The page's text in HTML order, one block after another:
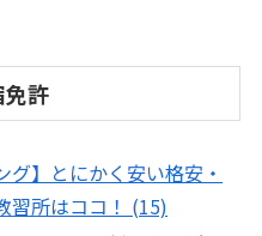
許
グ】とにかく安い格安・
習所はココ！ (15)